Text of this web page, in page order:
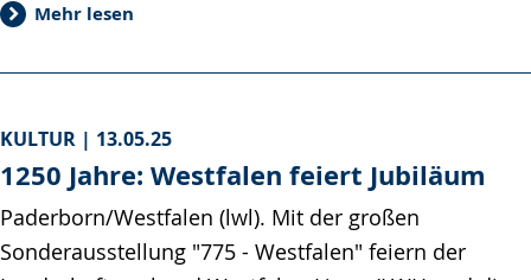
Mehr lesen
KULTUR | 13.05.25
1250 Jahre: Westfalen feiert Jubiläum
Paderborn/Westfalen (lwl). Mit der großen
Sonderausstellung "775 - Westfalen" feiern der